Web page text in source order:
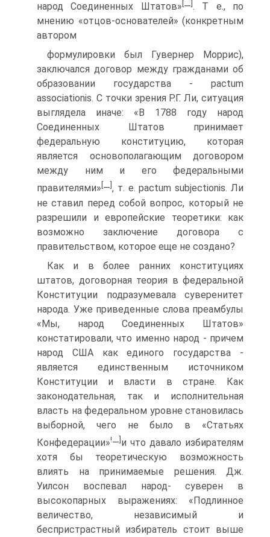
народ Соединенных Штатов» —. Т е., по
мнению «отцов-основателей» (конкретным
автором
формулировки был Гувернер Моррис),
заключался договор между гражданами об
образовании государства - pactum
associationis. С точки зрения Р.Г. Ли, ситуация
выглядела иначе: «В 1788 году народ
Соединенных Штатов принимает
федеральную конституцию, которая
является основополагающим договором
между ним и его федеральными
правителями» —, т. е. pactum subjectionis. Ли
не ставил перед собой вопрос, который не
разрешили и европейские теоретики: как
возможно заключение договора с
правительством, которое еще не создано?
Как и в более ранних конституциях
штатов, договорная теория в федеральной
Конституции подразумевала суверенитет
народа. Уже приведенные слова преамбулы
«Мы, народ Соединенных Штатов»
констатировали, что именно народ - причем
народ США как единого государства -
является единственным источником
Конституции и власти в стране. Как
законодательная, так и исполнительная
власть на федеральном уровне становилась
выборной, чего не было в «Статьях
Конфедерации»!—] и что давало избирателям
хотя бы теоретическую возможность
влиять на принимаемые решения. Дж.
Уилсон воспевал народ- суверен в
высокопарных выражениях: «Подлинное
величество, независимый и
беспристрастный избиратель стоит выше